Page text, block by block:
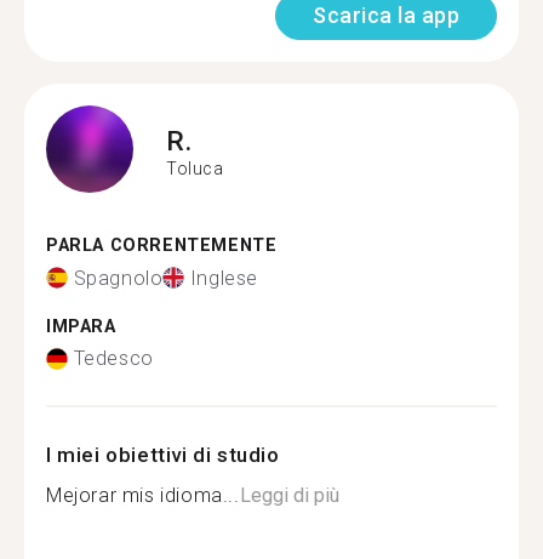
Scarica la app
R.
Toluca
PARLA CORRENTEMENTE
Spagnolo Inglese
IMPARA
Tedesco
I miei obiettivi di studio
Mejorar mis idioma...Leggi di più